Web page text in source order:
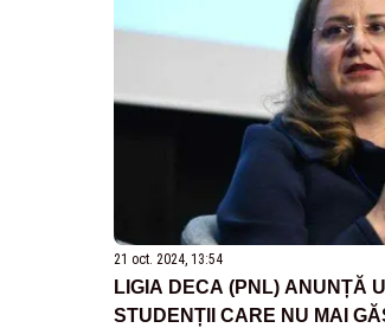
21 oct. 2024, 13:54
LIGIA DECA (PNL) ANUNȚĂ
STUDENȚII CARE NU MAI